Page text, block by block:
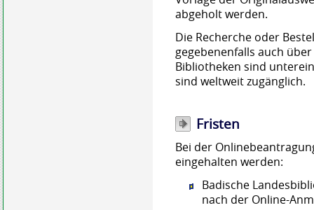
abgeholt werden.
Die Recherche oder
gegebenenfalls auch
Bibliotheken sind
sind weltweit zugänglich.
Fristen
Bei der
eingehalten werden:
Badische
nach der Online-